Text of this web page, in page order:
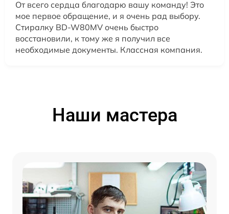
От всего сердца благодарю вашу команду! Это
мое первое обращение, и я очень рад выбору.
Стиралку BD-W80MV очень быстро
восстановили, к тому же я получил все
необходимые документы. Классная компания.
Наши мастера